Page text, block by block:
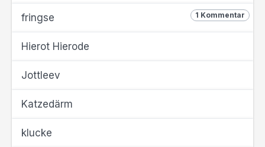
1 Kommentar
fringse
Hierot Hierode
Jottleev
Katzedärm
klucke